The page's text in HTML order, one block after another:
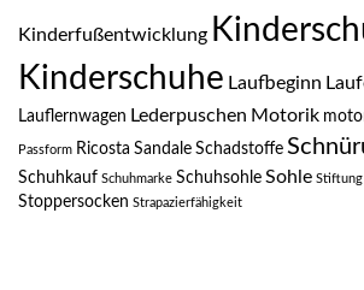
Kinderfußentwicklung
Kinderschuhe Laufbeginn
Lauflernwagen Lederpuschen Motorik
Passform Ricosta Sandale Schadstoffe
Schuhkauf Schuhmarke Schuhsohle Sohle
Stoppersocken Strapazierfähigkeit